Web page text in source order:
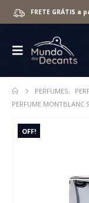
FRETE GRÁTIS a
PERFUMES,
PERFUME MONTBLANC
OFF!